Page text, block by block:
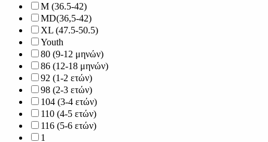
M (36.5-42)
MD(36,5-42)
XL (47.5-50.5)
Youth
80 (9-12 μηνών)
86 (12-18 μηνών)
92 (1-2 ετών)
98 (2-3 ετών)
104 (3-4 ετών)
110 (4-5 ετών)
116 (5-6 ετών)
1